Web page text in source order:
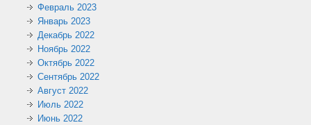
Февраль 2023
Январь 2023
Декабрь 2022
Ноябрь 2022
Октябрь 2022
Сентябрь 2022
Август 2022
Июль 2022
Июнь 2022